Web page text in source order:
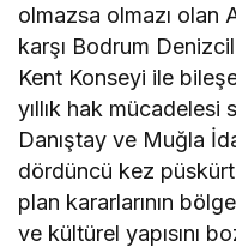
olmazsa olmazı olan
karşı Bodrum
Kent Konseyi ile
yıllık hak mücadelesi
Danıştay ve Muğla
dördüncü kez
plan kararlarının
ve kültürel yapısını